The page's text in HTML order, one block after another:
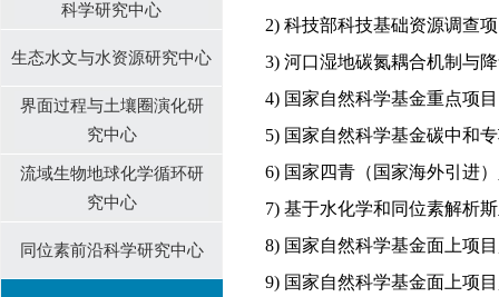
科学研究中心
生态水文与水资源研究中心
界面过程与土壤圈演化研
究中心
流域生物地球化学循环研
究中⼼
同位素前沿科学研究中心
2) 科技部科技基础资源调查
3) 河口湿地碳氮耦合机制与
4) 国家自然科学基金重点项
5) 国家自然科学基金碳中和
6) 国家四青（国家海外引进
7) 基于水化学和同位素解析
8) 国家自然科学基金面上项目
9) 国家自然科学基金面上项目